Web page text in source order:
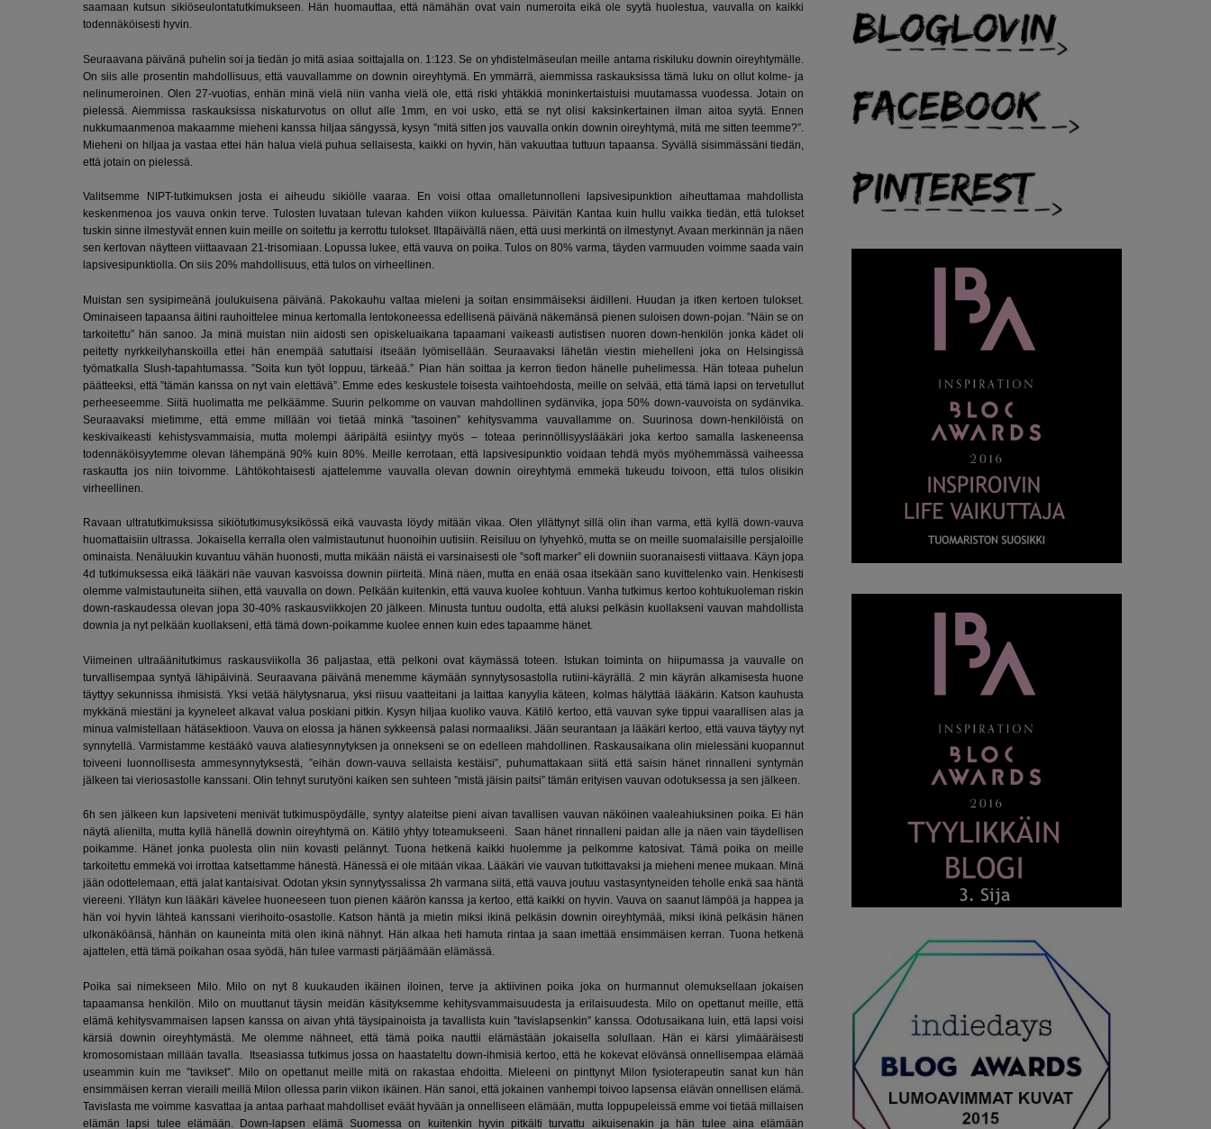
saamaan kutsun sikiöseulontatutkimukseen. Hän huomauttaa, että nämähän ovat vain numeroita eikä ole syytä huolestua, vauvalla on kaikki
todennäköisesti hyvin.
Seuraavana päivänä puhelin soi ja tiedän jo mitä asiaa soittajalla on. 1:123. Se on yhdistelmäseulan meille antama riskiluku downin oireyhtymälle.
On siis alle prosentin mahdollisuus, että vauvallamme on downin oireyhtymä. En ymmärrä, aiemmissa raskauksissa tämä luku on ollut kolme- ja
nelinumeroinen. Olen 27-vuotias, enhän minä vielä niin vanha vielä ole, että riski yhtäkkiä moninkertaistuisi muutamassa vuodessa. Jotain on
pielessä. Aiemmissa raskauksissa niskaturvotus on ollut alle 1mm, en voi usko, että se nyt olisi kaksinkertainen ilman aitoa syytä. Ennen
nukkumaanmenoa makaamme mieheni kanssa hiljaa sängyssä, kysyn ”mitä sitten jos vauvalla onkin downin oireyhtymä, mitä me sitten teemme?”.
Mieheni on hiljaa ja vastaa ettei hän halua vielä puhua sellaisesta, kaikki on hyvin, hän vakuuttaa tuttuun tapaansa. Syvällä sisimmässäni tiedän,
että jotain on pielessä.
Valitsemme NIPT-tutkimuksen josta ei aiheudu sikiölle vaaraa. En voisi ottaa omalletunnolleni lapsivesipunktion aiheuttamaa mahdollista
keskenmenoa jos vauva onkin terve. Tulosten luvataan tulevan kahden viikon kuluessa. Päivitän Kantaa kuin hullu vaikka tiedän, että tulokset
tuskin sinne ilmestyvät ennen kuin meille on soitettu ja kerrottu tulokset. Iltapäivällä näen, että uusi merkintä on ilmestynyt. Avaan merkinnän ja näen
sen kertovan näytteen viittaavaan 21-trisomiaan. Lopussa lukee, että vauva on poika. Tulos on 80% varma, täyden varmuuden voimme saada vain
lapsivesipunktiolla. On siis 20% mahdollisuus, että tulos on virheellinen.
Muistan sen sysipimeänä joulukuisena päivänä. Pakokauhu valtaa mieleni ja soitan ensimmäiseksi äidilleni. Huudan ja itken kertoen tulokset.
Ominaiseen tapaansa äitini rauhoittelee minua kertomalla lentokoneessa edellisenä päivänä näkemänsä pienen suloisen down-pojan. ”Näin se on
tarkoitettu” hän sanoo. Ja minä muistan niin aidosti sen opiskeluaikana tapaamani vaikeasti autistisen nuoren down-henkilön jonka kädet oli
peitetty nyrkkeilyhanskoilla ettei hän enempää satuttaisi itseään lyömisellään. Seuraavaksi lähetän viestin miehelleni joka on Helsingissä
työmatkalla Slush-tapahtumassa. ”Soita kun työt loppuu, tärkeää.” Pian hän soittaa ja kerron tiedon hänelle puhelimessa. Hän toteaa puhelun
päätteeksi, että ”tämän kanssa on nyt vain elettävä”. Emme edes keskustele toisesta vaihtoehdosta, meille on selvää, että tämä lapsi on tervetullut
perheeseemme. Siitä huolimatta me pelkäämme. Suurin pelkomme on vauvan mahdollinen sydänvika, jopa 50% down-vauvoista on sydänvika.
Seuraavaksi mietimme, että emme millään voi tietää minkä ”tasoinen” kehitysvamma vauvallamme on. Suurinosa down-henkilöistä on
keskivaikeasti kehistysvammaisia, mutta molempi ääripäitä esiintyy myös – toteaa perinnöllisyyslääkäri joka kertoo samalla laskeneensa
todennäköisyytemme olevan lähempänä 90% kuin 80%. Meille kerrotaan, että lapsivesipunktio voidaan tehdä myös myöhemmässä vaiheessa
raskautta jos niin toivomme. Lähtökohtaisesti ajattelemme vauvalla olevan downin oireyhtymä emmekä tukeudu toivoon, että tulos olisikin
virheellinen.
Ravaan ultratutkimuksissa sikiötutkimusyksikössä eikä vauvasta löydy mitään vikaa. Olen yllättynyt sillä olin ihan varma, että kyllä down-vauva
huomattaisiin ultrassa. Jokaisella kerralla olen valmistautunut huonoihin uutisiin. Reisiluu on lyhyehkö, mutta se on meille suomalaisille persjaloille
ominaista. Nenäluukin kuvantuu vähän huonosti, mutta mikään näistä ei varsinaisesti ole ”soft marker” eli downiin suoranaisesti viittaava. Käyn jopa
4d tutkimuksessa eikä lääkäri näe vauvan kasvoissa downin piirteitä. Minä näen, mutta en enää osaa itsekään sano kuvittelenko vain. Henkisesti
olemme valmistautuneita siihen, että vauvalla on down. Pelkään kuitenkin, että vauva kuolee kohtuun. Vanha tutkimus kertoo kohtukuoleman riskin
down-raskaudessa olevan jopa 30-40% raskausviikkojen 20 jälkeen. Minusta tuntuu oudolta, että aluksi pelkäsin kuollakseni vauvan mahdollista
downia ja nyt pelkään kuollakseni, että tämä down-poikamme kuolee ennen kuin edes tapaamme hänet.
Viimeinen ultraäänitutkimus raskausviikolla 36 paljastaa, että pelkoni ovat käymässä toteen. Istukan toiminta on hiipumassa ja vauvalle on
turvallisempaa syntyä lähipäivinä. Seuraavana päivänä menemme käymään synnytysosastolla rutiini-käyrällä. 2 min käyrän alkamisesta huone
täyttyy sekunnissa ihmisistä. Yksi vetää hälytysnarua, yksi riisuu vaatteitani ja laittaa kanyylia käteen, kolmas hälyttää lääkärin. Katson kauhusta
mykkänä miestäni ja kyyneleet alkavat valua poskiani pitkin. Kysyn hiljaa kuoliko vauva. Kätilö kertoo, että vauvan syke tippui vaarallisen alas ja
minua valmistellaan hätäsektioon. Vauva on elossa ja hänen sykkeensä palasi normaaliksi. Jään seurantaan ja lääkäri kertoo, että vauva täytyy nyt
synnytellä. Varmistamme kestääkö vauva alatiesynnytyksen ja onnekseni se on edelleen mahdollinen. Raskausaikana olin mielessäni kuopannut
toiveeni luonnollisesta ammesynnytyksestä, ”eihän down-vauva sellaista kestäisi”, puhumattakaan siitä että saisin hänet rinnalleni syntymän
jälkeen tai vieriosastolle kanssani. Olin tehnyt surutyöni kaiken sen suhteen ”mistä jäisin paitsi” tämän erityisen vauvan odotuksessa ja sen jälkeen.
6h sen jälkeen kun lapsiveteni menivät tutkimuspöydälle, syntyy alateitse pieni aivan tavallisen vauvan näköinen vaaleahiuksinen poika. Ei hän
näytä alienilta, mutta kyllä hänellä downin oireyhtymä on. Kätilö yhtyy toteamukseeni. Saan hänet rinnalleni paidan alle ja näen vain täydellisen
poikamme. Hänet jonka puolesta olin niin kovasti pelännyt. Tuona hetkenä kaikki huolemme ja pelkomme katosivat. Tämä poika on meille
tarkoitettu emmekä voi irrottaa katsettamme hänestä. Hänessä ei ole mitään vikaa. Lääkäri vie vauvan tutkittavaksi ja mieheni menee mukaan. Minä
jään odottelemaan, että jalat kantaisivat. Odotan yksin synnytyssalissa 2h varmana siitä, että vauva joutuu vastasyntyneiden teholle enkä saa häntä
viereeni. Yllätyn kun lääkäri kävelee huoneeseen tuon pienen käärön kanssa ja kertoo, että kaikki on hyvin. Vauva on saanut lämpöä ja happea ja
hän voi hyvin lähteä kanssani vierihoito-osastolle. Katson häntä ja mietin miksi ikinä pelkäsin downin oireyhtymää, miksi ikinä pelkäsin hänen
ulkonäköänsä, hänhän on kauneinta mitä olen ikinä nähnyt. Hän alkaa heti hamuta rintaa ja saan imettää ensimmäisen kerran. Tuona hetkenä
ajattelen, että tämä poikahan osaa syödä, hän tulee varmasti pärjäämään elämässä.
Poika sai nimekseen Milo. Milo on nyt 8 kuukauden ikäinen iloinen, terve ja aktiivinen poika joka on hurmannut olemuksellaan jokaisen
tapaamansa henkilön. Milo on muuttanut täysin meidän käsityksemme kehitysvammaisuudesta ja erilaisuudesta. Milo on opettanut meille, että
elämä kehitysvammaisen lapsen kanssa on aivan yhtä täysipainoista ja tavallista kuin ”tavislapsenkin” kanssa. Odotusaikana luin, että lapsi voisi
kärsiä downin oireyhtymästä. Me olemme nähneet, että tämä poika nauttii elämästään jokaisella solullaan. Hän ei kärsi ylimääräisesti
kromosomistaan millään tavalla. Itseasiassa tutkimus jossa on haastateltu down-ihmisiä kertoo, että he kokevat elövänsä onnellisempaa elämää
useammin kuin me ”tavikset”. Milo on opettanut meille mitä on rakastaa ehdoitta. Mieleeni on pinttynyt Milon fysioterapeutin sanat kun hän
ensimmäisen kerran vieraili meillä Milon ollessa parin viikon ikäinen. Hän sanoi, että jokainen vanhempi toivoo lapsensa elävän onnellisen elämä.
Tavislasta me voimme kasvattaa ja antaa parhaat mahdolliset eväät hyvään ja onnelliseen elämään, mutta loppupeleissä emme voi tietää millaisen
elämän lapsi tulee elämään. Down-lapsen elämä Suomessa on kuitenkin hyvin pitkälti turvattu aikuisenakin ja hän tulee aina elämään